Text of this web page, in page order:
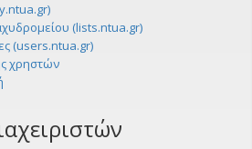
(lists.ntua.gr)
(users.ntua.gr)
χρηστών